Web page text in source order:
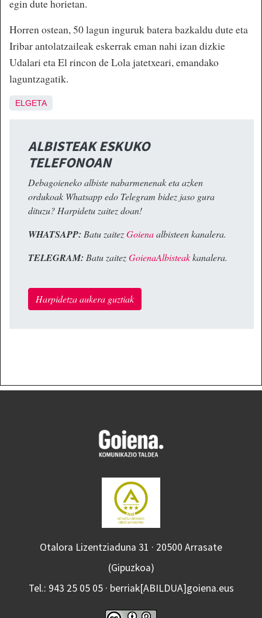
egin dute horietan.
Horren ostean, 50 lagun inguruk batera bazkaldu dute eta
Iribar antolatzaileak eskerrak eman nahi izan dizkie
Udalari eta El rincon de Lola jatetxeari, emandako
laguntzagatik.
ELGETA
ALBISTEAK ESKUKO
TELEFONOAN
Debagoieneko albiste nabarmenenak eta azken
ordukoak Whatsapp edo Telegram bidez jaso gura
dituzu? Harpidetu zaitez doan!
WHATSAPP: Batu zaitezGoienaalbisteen kanalera.
TELEGRAM: Batu zaitezGoienaAlbisteakkanalera.
Harpidetza aukera guztiak
Otalora Lizentziaduna 31 · 20500 Arrasate
(Gipuzkoa)
Tel.: 943 25 05 05 · berriak[ABILDUA]goiena.eus